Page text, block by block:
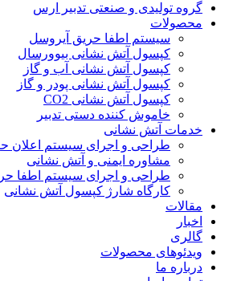
گروه تولیدی و صنعتی تدبیر ارس
محصولات
سیستم اطفا حریق آیروسل
کپسول آتش نشانی بیوورسال
کپسول آتش نشانی آب و گاز
کپسول آتش نشانی پودر و گاز
کپسول آتش نشانی CO2
خاموش کننده‌ دستی تدبیر
خدمات آتش نشانی
طراحی و اجرای سیستم اعلان
مشاوره ایمنی و آتش نشانی
طراحی و اجرای سیستم اطفا
کارگاه شارژ کپسول آتش نشانی
مقالات
اخبار
گالری
ویدئوهای محصولات
درباره ما